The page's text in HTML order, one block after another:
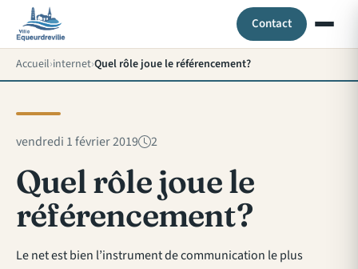
Contact
Accueil internet Quel rôle joue le référencement?
vendredi 1 février 2019 2
Quel rôle joue le
référencement?
Le net est bien l’instrument de communication le plus